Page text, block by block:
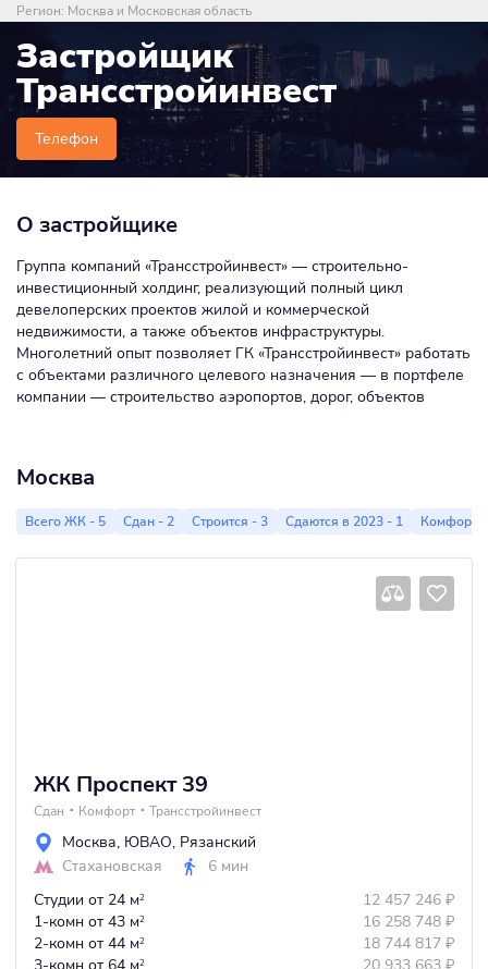
Регион: Москва и Московская область
Застройщик
Трансстройинвест
Телефон
О застройщике
Группа компаний «Трансстройинвест» — строительно-
инвестиционный холдинг, реализующий полный цикл
девелоперских проектов жилой и коммерческой
недвижимости, а также объектов инфраструктуры.
Многолетний опыт позволяет ГК «Трансстройинвест» работать
с объектами различного целевого назначения — в портфеле
компании — строительство аэропортов, дорог, объектов
инфраструктуры, реализация крупномасштабных
высокой степени сложности в Москве и регионах России.
Москва
Всего ЖК - 5 Сдан - 2 Строится - 3 Сдаются в 2023 - 1 Комфорт -
ЖК Проспект 39
Сдан Комфорт Трансстройинвест
Москва, ЮВАО, Рязанский
Стахановская
6 мин
Студии от 24 м2 12 457 246 ₽
1-комн от 43 м2 16 258 748 ₽
2-комн от 44 м2 18 744 817 ₽
2